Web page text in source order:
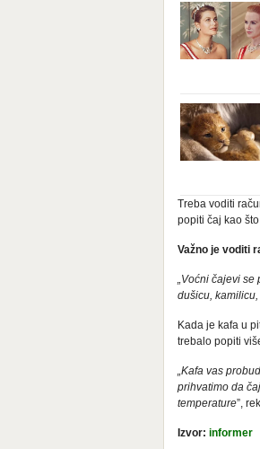
Treba voditi
popiti čaj kao
Važno je voditi
„Voćni čajevi
dušicu,
Kada je kafa u
trebalo popiti
„Kafa vas
prihvatimo da
temperature”,
Izvor: informer